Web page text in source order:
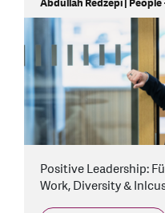
Abdullah Redzepi |
Positive Leadership:
Work, Diversity &